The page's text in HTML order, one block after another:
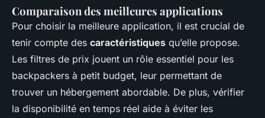
Comparaison des meilleures applications
Pour choisir la meilleure application, il est crucial de
tenir compte des caractéristiques qu’elle propose.
Les filtres de prix jouent un rôle essentiel pour les
backpackers à petit budget, leur permettant de
trouver un hébergement abordable. De plus, vérifier
la disponibilité en temps réel aide à éviter les